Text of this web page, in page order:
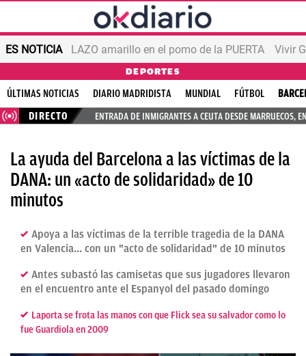
ES NOTICIA LAZO amarillo en el pomo de la PUERTA Vivir
DEPORTES
ÚLTIMAS NOTICIAS DIARIO MADRIDISTA MUNDIAL FÚTBOL
DIRECTO
ENTRADA DE INMIGRANTES A CEUTA DESDE MARRUECOS,
La ayuda del Barcelona a las víctimas de la
DANA: un «acto de solidaridad» de 10
minutos
Apoya a las víctimas de la terrible tragedia de la DANA
en Valencia... con un "acto de solidaridad" de 10 minutos
Antes subastó las camisetas que sus jugadores llevaron
en el encuentro ante el Espanyol del pasado domingo
Laporta se frota las manos con que Flick sea su salvador como lo
fue Guardiola en 2009